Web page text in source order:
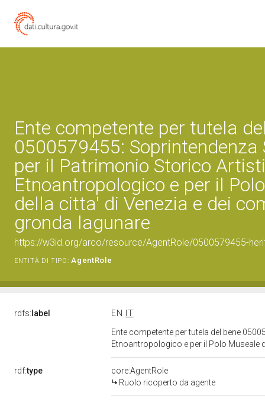
Ente competente per tutela
0500579455: Soprintendenza
per il Patrimonio Storico
Etnoantropologico e per il
della citta' di Venezia e dei
gronda lagunare
https://w3id.org/arco/resource/AgentRole/0500579455-
ENTITÀ DI TIPO: AgentRole
rdfs: label EN
IT
Ente competente per tutela del bene
Etnoantropologico e per il Polo Museale
rdf:type
core:AgentRole
Ruolo ricoperto da agente